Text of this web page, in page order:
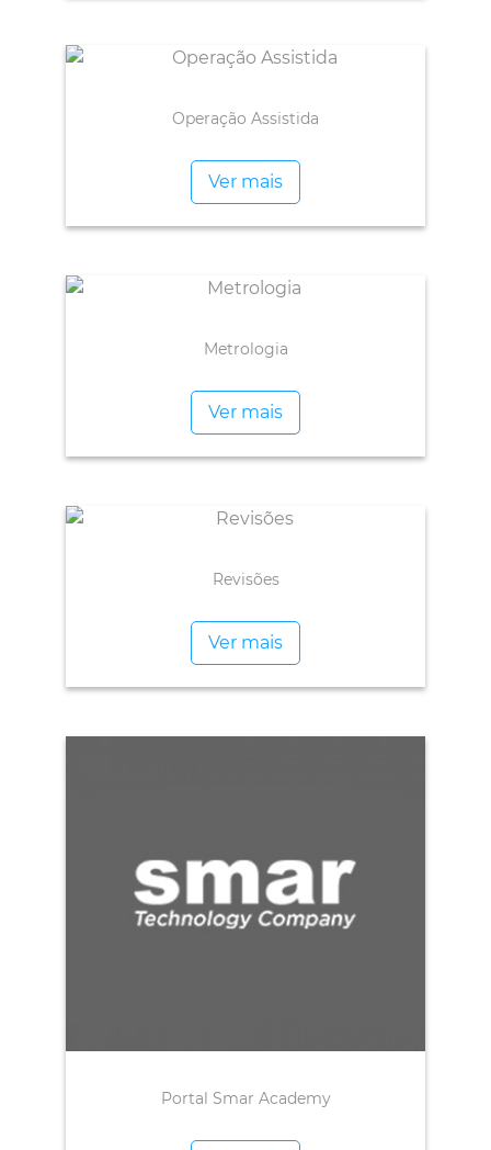
Operação Assistida
Ver mais
Metrologia
Ver mais
Revisões
Ver mais
Portal Smar Academy